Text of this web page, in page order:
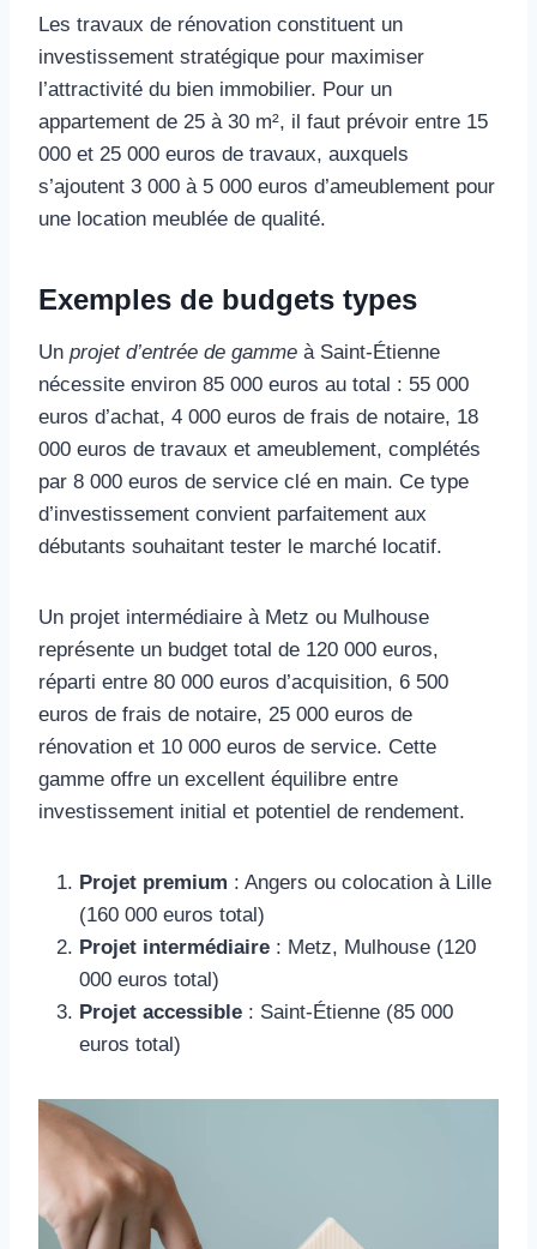
Les travaux de rénovation constituent un
investissement stratégique pour maximiser
l’attractivité du bien immobilier. Pour un
appartement de 25 à 30 m², il faut prévoir entre 15
000 et 25 000 euros de travaux, auxquels
s’ajoutent 3 000 à 5 000 euros d’ameublement pour
une location meublée de qualité.
Exemples de budgets types
Un projet d’entrée de gamme à Saint-Étienne
nécessite environ 85 000 euros au total : 55 000
euros d’achat, 4 000 euros de frais de notaire, 18
000 euros de travaux et ameublement, complétés
par 8 000 euros de service clé en main. Ce type
d’investissement convient parfaitement aux
débutants souhaitant tester le marché locatif.
Un projet intermédiaire à Metz ou Mulhouse
représente un budget total de 120 000 euros,
réparti entre 80 000 euros d’acquisition, 6 500
euros de frais de notaire, 25 000 euros de
rénovation et 10 000 euros de service. Cette
gamme offre un excellent équilibre entre
investissement initial et potentiel de rendement.
Projet premium : Angers ou colocation à Lille
(160 000 euros total)
Projet intermédiaire : Metz, Mulhouse (120
000 euros total)
Projet accessible : Saint-Étienne (85 000
euros total)